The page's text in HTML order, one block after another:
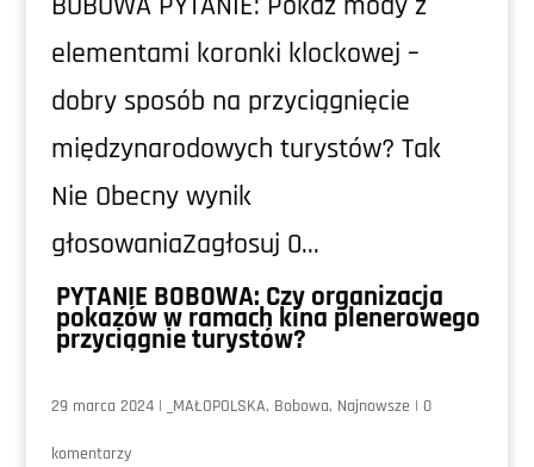
elementami koronki klockowej –
dobry sposób na przyciągnięcie
międzynarodowych turystów? Tak
Nie Obecny wynik
głosowaniaZagłosuj 0...
PYTANIE BOBOWA: Czy organizacja
pokazów w ramach kina plenerowego
przyciągnie turystów?
29 marca 2024| _MAŁOPOLSKA, Bobowa, Najnowsze | 0
komentarzy